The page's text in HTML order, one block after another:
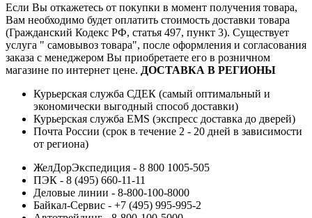
Если Вы откажетесь от покупки в момент получения товара,
Вам необходимо будет оплатить стоимость доставки товара
(Гражданский Кодекс РФ, статья 497, пункт 3). Существует
услуга " самовывоз товара", после оформления и согласования
заказа с менеджером Вы приобретаете его в розничном
магазине по интернет цене. ДОСТАВКА В РЕГИОНЫ
Курьерская служба СДЕК (самый оптимальный и
экономически выгодный способ доставки)
Курьерская служба EMS (экспресс доставка до дверей)
Почта России (срок в течение 2 - 20 дней в зависимости
от региона)
ЖелДорЭкспедиция - 8 800 1005-505
ПЭК - 8 (495) 660-11-11
Деловые линии - 8-800-100-8000
Байкал-Сервис - +7 (495) 995-995-2